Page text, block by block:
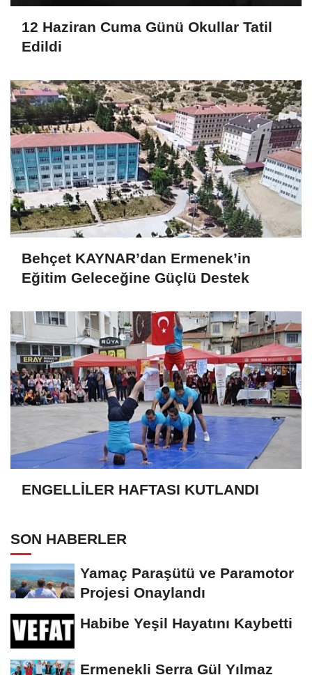
12 Haziran Cuma Günü Okullar Tatil
Edildi
Behçet KAYNAR’dan Ermenek’in
Eğitim Geleceğine Güçlü Destek
ENGELLİLER HAFTASI KUTLANDI
SON HABERLER
Yamaç Paraşütü ve Paramotor
Projesi Onaylandı
Habibe Yeşil Hayatını Kaybetti
Ermenekli Serra Gül Yılmaz